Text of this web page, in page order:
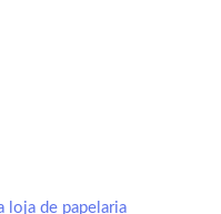
loja de papelaria